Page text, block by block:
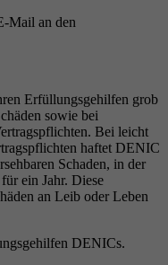
Mail an den
Erfüllungsgehilfen grob
sowie bei
Bei leicht
haftet DENIC
Schaden, in der
ein Jahr. Diese
an Leib oder Leben
DENICs.